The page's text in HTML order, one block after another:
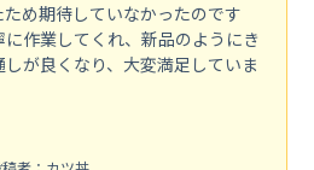
め期待していなかったのです
作業してくれ、新品のようにき
が良くなり、大変満足していま